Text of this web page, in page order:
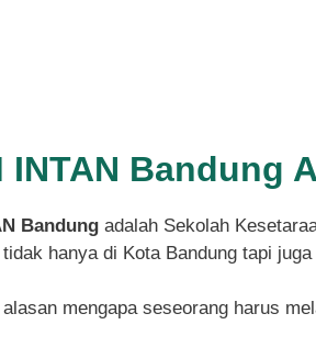
INTAN Bandung
Bandung adalah Sekolah
hanya di Kota Bandung tapi
mengapa seseorang harus